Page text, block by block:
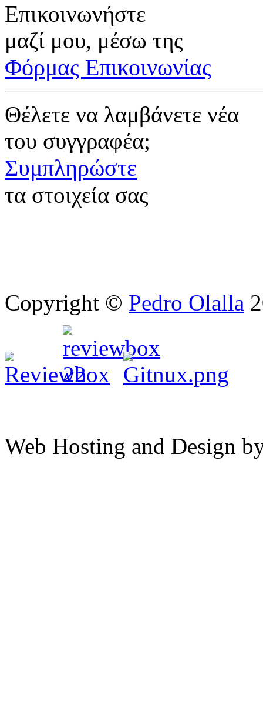
Επικοινωνήστε
μαζί μου, μέσω της
Φόρμας Επικοινωνίας
Θέλετε να λαμβάνετε νέα
του συγγραφέα;
Συμπληρώστε
τα στοιχεία σας
Copyright © Pedro Olalla
Web Hosting and Design